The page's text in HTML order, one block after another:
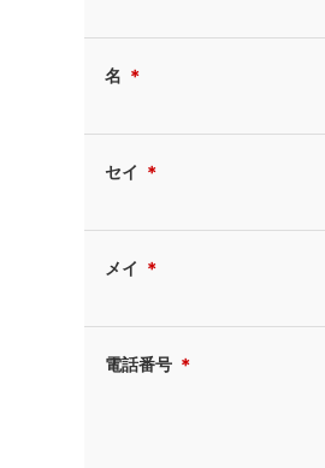
名 ＊
セイ ＊
メイ ＊
電話番号 ＊